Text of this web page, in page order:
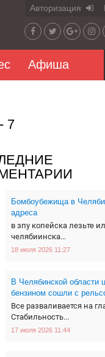
Авторизация
Афиша
7
Бомбоубежища в
адреса
в зпу копейска лезьте
челябиинска...
18 июля 2026 11:27
В Челябинской области
бензином сошли с
Все разваливается на
Стабильность...
17 июля 2026 11:44